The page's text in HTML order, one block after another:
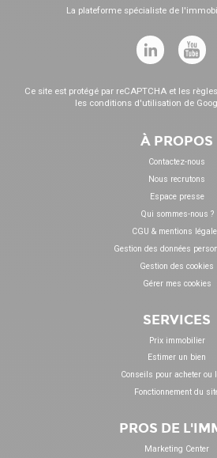
La plateforme spécialiste de
Ce site est protégé par reCAPTCHA et les
les conditions d'utilisation de
À PROPOS
Contactez-nous
Nous recrutons
Espace presse
Qui sommes-nous ?
CGU & mentions
Gestion des données
Gestion des cookies
Gérer mes cookies
SERVICES
Prix immobilier
Estimer un bien
Conseils pour acheter ou
Fonctionnement du
PROS DE
Marketing Center